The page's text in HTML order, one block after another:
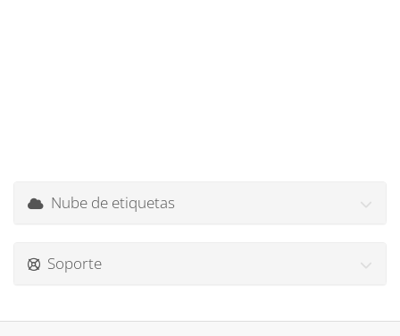
Nube de etiquetas
Soporte